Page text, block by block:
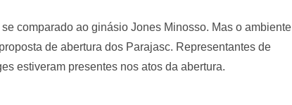
comparado ao ginásio Jones Minosso. Mas o ambiente
de abertura dos Parajasc. Representantes de
estiveram presentes nos atos da abertura.